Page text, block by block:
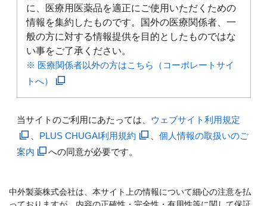
に、医療用医薬品を適正にご使用いただくための
情報を集約したものです。国外の医療関係者、一
般の方に対する情報提供を目的としたものではな
い事をご了承ください。
※ 医療関係者以外の方はこちら（コーポレートサイ
トへ）
当サイトのご利用にあたっては、 ウェブサイト利用規定
PLUS CHUGAI利用規約
個人情報の取扱いのご
案内
への同意が必要です。
中外製薬株式会社は、本サイト上の情報について細心の注意を払
っておりますが、内容の正確性・完全性・有用性等に関して保証